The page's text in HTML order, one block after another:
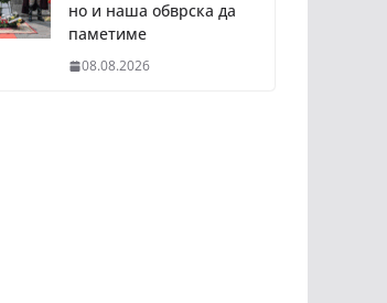
но и наша обврска да
паметиме
08.08.2026